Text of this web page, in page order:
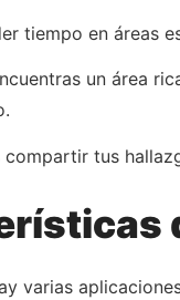
tiempo en áreas
un área
compartir tus
varias